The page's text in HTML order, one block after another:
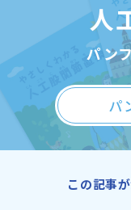
人
パン
パ
この記事